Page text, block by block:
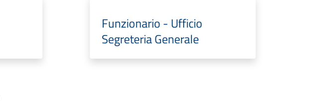
Funzionario - Ufficio
Segreteria Generale